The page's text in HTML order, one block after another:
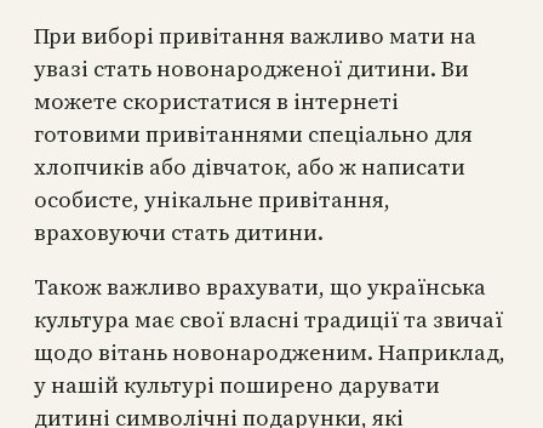
При виборі привітання важливо мати на
увазі стать новонародженої дитини. Ви
можете скористатися в інтернеті
готовими привітаннями спеціально для
хлопчиків або дівчаток, або ж написати
особисте, унікальне привітання,
враховуючи стать дитини.
Також важливо врахувати, що українська
культура має свої власні традиції та звичаї
щодо вітань новонародженим. Наприклад,
у нашій культурі поширено дарувати
дитині символічні подарунки, які